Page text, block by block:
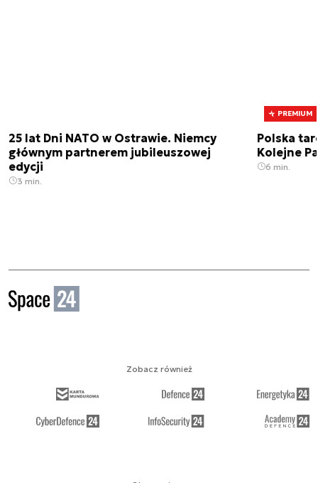
25 lat Dni NATO w Ostrawie. Niemcy
głównym partnerem jubileuszowej
edycji
3 min.
PREMIUM
Polska
Kolejne
6 min.
Zobacz również